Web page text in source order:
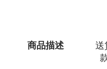
商品描述
送